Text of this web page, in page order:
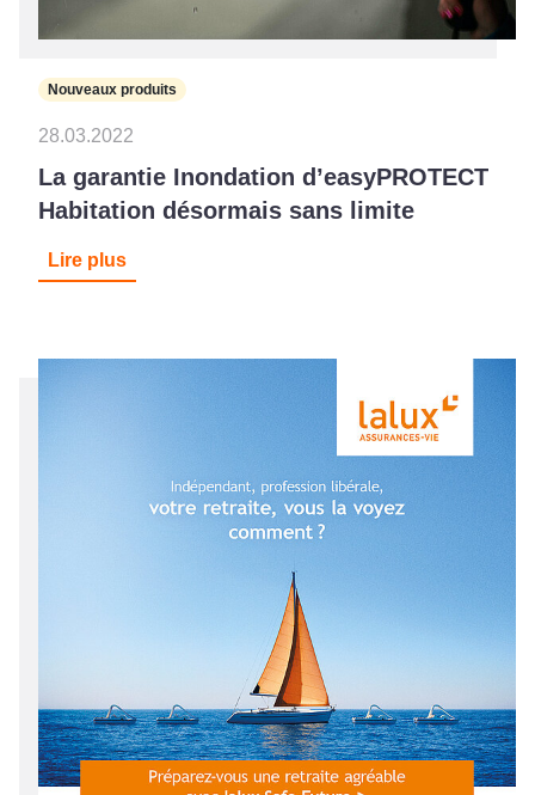
Nouveaux produits
28.03.2022
La garantie Inondation d’easyPROTECT
Habitation désormais sans limite
Lire plus